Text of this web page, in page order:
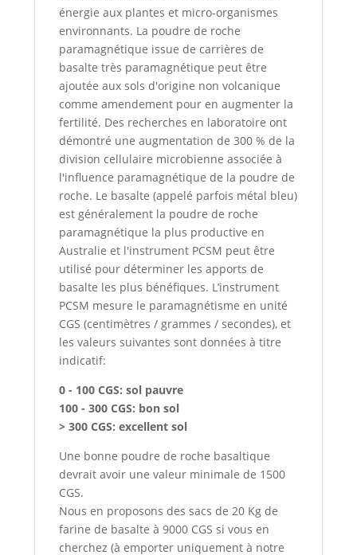
énergie aux plantes et micro-organismes
environnants. La poudre de roche
paramagnétique issue de carrières de
basalte très paramagnétique peut être
ajoutée aux sols d'origine non volcanique
comme amendement pour en augmenter la
fertilité. Des recherches en laboratoire ont
démontré une augmentation de 300 % de la
division cellulaire microbienne associée à
l'influence paramagnétique de la poudre de
roche. Le basalte (appelé parfois métal bleu)
est généralement la poudre de roche
paramagnétique la plus productive en
Australie et l'instrument PCSM peut être
utilisé pour déterminer les apports de
basalte les plus bénéfiques. L’instrument
PCSM mesure le paramagnétisme en unité
CGS (centimètres / grammes / secondes), et
les valeurs suivantes sont données à titre
indicatif:
0 - 100 CGS: sol pauvre
100 - 300 CGS: bon sol
> 300 CGS: excellent sol
Une bonne poudre de roche basaltique
devrait avoir une valeur minimale de 1500
CGS.
Nous en proposons des sacs de 20 Kg de
farine de basalte à 9000 CGS si vous en
cherchez (à emporter uniquement à notre